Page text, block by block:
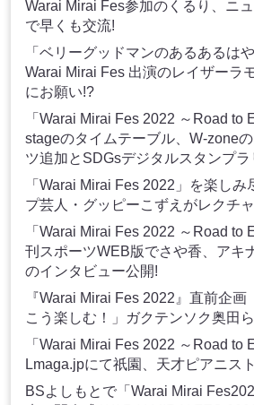
Warai Mirai Fes参加のくるり、ニ
で早くも交流!
「ベリーグッドマンのあるあるは
Warai Mirai Fes 出演のレイザーラ
にお願い!?
「Warai Mirai Fes 2022 ～Road to
stageのタイムテーブル、W-zone
ツ追加とSDGsデジタルスタンプ
「Warai Mirai Fes 2022」を楽し
プ芸人・グッピーこずえがレクチ
「Warai Mirai Fes 2022 ～Road to
刊スポーツWEB版でさや香、アキ
のインタビュー公開!
『Warai Mirai Fes 2022』直前企
こう楽しむ！」ガクテンソク奥田
「Warai Mirai Fes 2022 ～Road to
Lmaga.jpにて祇園、天才ピアニス
BSよしもとで「Warai Mirai